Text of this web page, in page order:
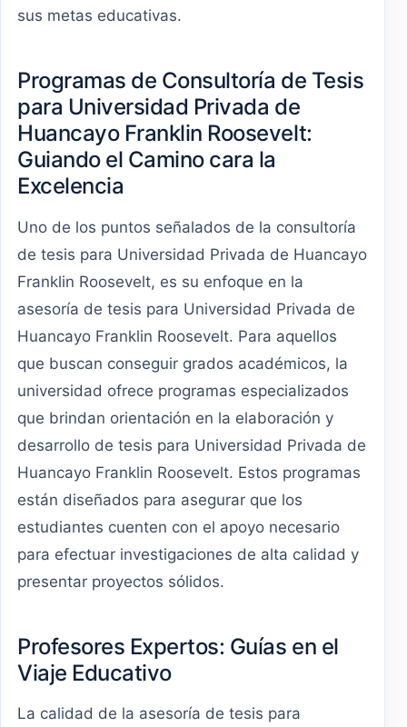
sus metas educativas.
Programas de Consultoría de Tesis
para Universidad Privada de
Huancayo Franklin Roosevelt:
Guiando el Camino cara la
Excelencia
Uno de los puntos señalados de la consultoría
de tesis para Universidad Privada de Huancayo
Franklin Roosevelt, es su enfoque en la
asesoría de tesis para Universidad Privada de
Huancayo Franklin Roosevelt. Para aquellos
que buscan conseguir grados académicos, la
universidad ofrece programas especializados
que brindan orientación en la elaboración y
desarrollo de tesis para Universidad Privada de
Huancayo Franklin Roosevelt. Estos programas
están diseñados para asegurar que los
estudiantes cuenten con el apoyo necesario
para efectuar investigaciones de alta calidad y
presentar proyectos sólidos.
Profesores Expertos: Guías en el
Viaje Educativo
La calidad de la asesoría de tesis para